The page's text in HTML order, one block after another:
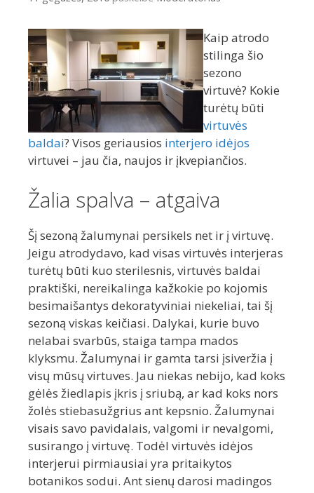
Kaip atrodo
stilinga šio
sezono
virtuvė? Kokie
turėtų būti
virtuvės
baldai? Visos geriausios interjero idėjos
virtuvei – jau čia, naujos ir įkvepiančios.
Žalia spalva – atgaiva
Šį sezoną žalumynai persikels net ir į virtuvę.
Jeigu atrodydavo, kad visas virtuvės interjeras
turėtų būti kuo sterilesnis, virtuvės baldai
praktiški, nereikalinga kažkokie po kojomis
besimaišantys dekoratyviniai niekeliai, tai šį
sezoną viskas keičiasi. Dalykai, kurie buvo
nelabai svarbūs, staiga tampa mados
klyksmu. Žalumynai ir gamta tarsi įsiveržia į
visų mūsų virtuves. Jau niekas nebijo, kad koks
gėlės žiedlapis įkris į sriubą, ar kad koks nors
žolės stiebasužgrius ant kepsnio. Žalumynai
visais savo pavidalais, valgomi ir nevalgomi,
susirango į virtuvę. Todėl virtuvės idėjos
interjerui pirmiausiai yra pritaikytos
botanikos sodui. Ant sienų darosi madingos